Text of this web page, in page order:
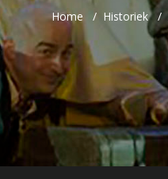
Home Historiek